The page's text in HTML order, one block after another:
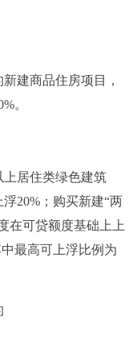
建商品住房项目，
。
居住类绿色建筑
20%；购买新建“两
在可贷额度基础上上
最高可上浮比例为